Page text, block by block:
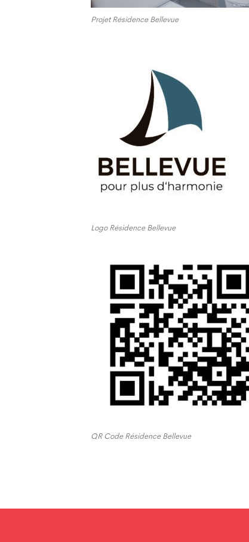
Projet Résidence Bellevue
Logo Résidence Bellevue
QR Code Résidence Bellevue